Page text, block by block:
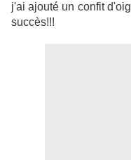
j'ai ajouté un confit
succès!!!